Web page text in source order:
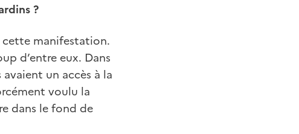
?
cette manifestation.
d’entre eux. Dans
un accès à la
voulu la
dans le fond de